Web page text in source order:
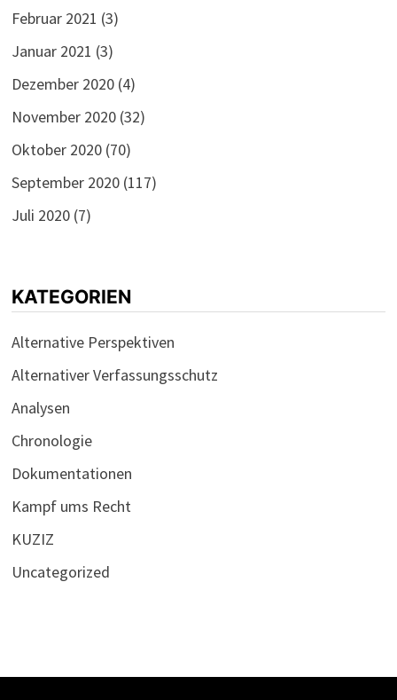
Februar 2021 (3)
Januar 2021 (3)
Dezember 2020(4)
November 2020(32)
Oktober 2020(70)
September 2020(117)
Juli 2020(7)
KATEGORIEN
Alternative Perspektiven
Alternativer Verfassungsschutz
Analysen
Chronologie
Dokumentationen
Kampf ums Recht
KUZIZ
Uncategorized